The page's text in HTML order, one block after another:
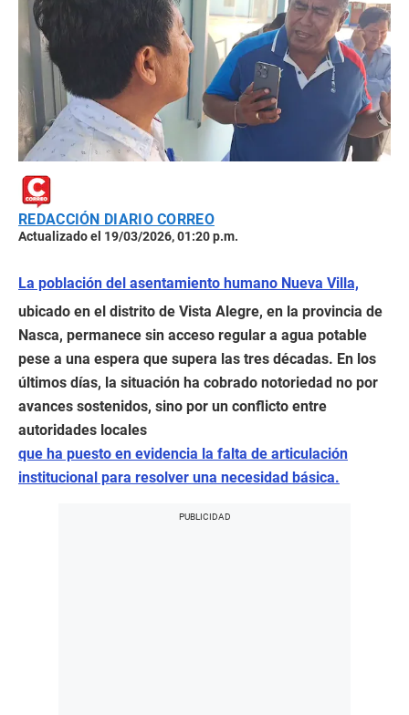
REDACCIÓN DIARIO CORREO
Actualizado el 19/03/2026, 01:20 p.m.
La población del asentamiento humano Nueva Villa,
ubicado en el distrito de Vista Alegre, en la provincia de
Nasca, permanece sin acceso regular a agua potable
pese a una espera que supera las tres décadas. En los
últimos días, la situación ha cobrado notoriedad no por
avances sostenidos, sino por un conflicto entre
autoridades locales
que ha puesto en evidencia la falta de articulación
institucional para resolver una necesidad básica.